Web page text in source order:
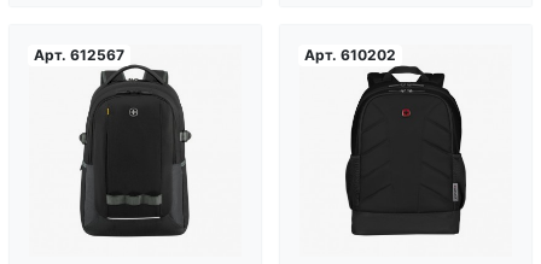
Арт. 612567
Загрузка...
Арт. 610202
Загрузка...